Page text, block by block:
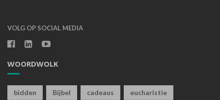
VOLG OP SOCIAL MEDIA
WOORDWOLK
bidden Bijbel cadeaus eucharistie